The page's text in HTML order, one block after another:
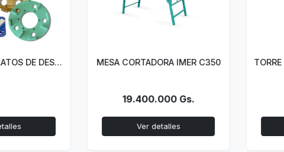
MESA CORTADORA IMER C350
19.400.000 Gs.